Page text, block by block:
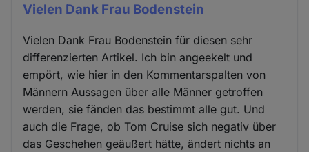
Vielen Dank Frau Bodenstein
Vielen Dank Frau Bodenstein für diesen sehr
differenzierten Artikel. Ich bin angeekelt und
empört, wie hier in den Kommentarspalten von
Männern Aussagen über alle Männer getroffen
werden, sie fänden das bestimmt alle gut. Und
auch die Frage, ob Tom Cruise sich negativ über
das Geschehen geäußert hätte, ändert nichts an